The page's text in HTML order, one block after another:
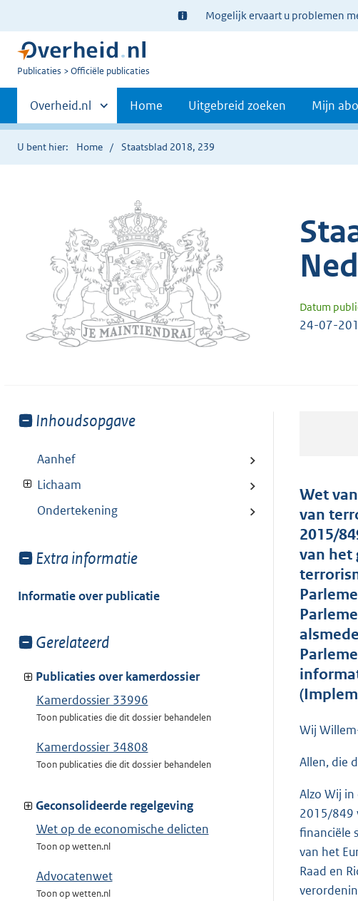
Ter
informatie:
Mogelijk ervaart u problemen
U
Publicaties Officiële publicaties
Primaire
navigatie
Andere
sites
binnen
Overheid.nl Home Uitgebreid zoeken Mijn
U bent hier: Home Staatsblad 2018, 239
Datum
24-07-
Toon
van:
Inhoudsopgave
Aanhef
Lichaam
Ondertekening
Toon
van:
Extra informatie
Informatie over publicatie
Toon
van:
Gerelateerd
Publicaties over kamerdossier
Kamerdossier 33996
Toon publicaties die dit dossier behandelen
Kamerdossier 34808
Toon publicaties die dit dossier behandelen
Geconsolideerde regelgeving
Wet op de economische delicten
Toon op wetten.nl
Advocatenwet
Toon op wetten.nl
Wet
van
2015/
van het
Wij
Allen, die
Alzo Wij
2015/849
financiële
van het
Raad en